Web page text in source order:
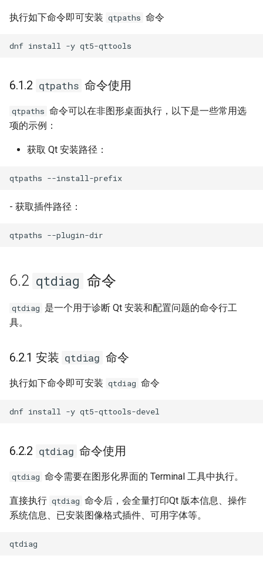
执行如下命令即可安装 qtpaths 命令
6.1.2 qtpaths 命令使用
qtpaths 命令可以在非图形桌面执行，以下是一些常用选
项的示例：
获取 Qt 安装路径：
qtpaths
- 获取插件路径：
qtpaths
6.2 qtdiag 命令
qtdiag 是一个用于诊断 Qt 安装和配置问题的命令行工
具。
6.2.1 安装 qtdiag 命令
执行如下命令即可安装 qtdiag 命令
6.2.2 qtdiag 命令使用
qtdiag 命令需要在图形化界面的 Terminal 工具中执行。
直接执行 qtdiag 命令后，会全量打印Qt 版本信息、操作
系统信息、已安装图像格式插件、可用字体等。